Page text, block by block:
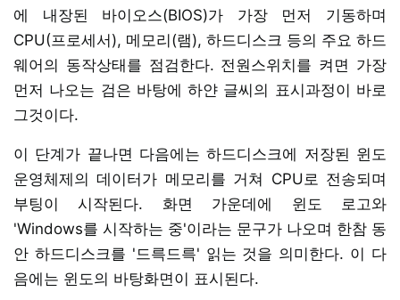
에 내장된 바이오스(BIOS)가 가장 먼저 기동하며
CPU(프로세서), 메모리(램), 하드디스크 등의 주요 하드
웨어의 동작상태를 점검한다. 전원스위치를 켜면 가장
먼저 나오는 검은 바탕에 하얀 글씨의 표시과정이 바로
그것이다.
이 단계가 끝나면 다음에는 하드디스크에 저장된 윈도
운영체제의 데이터가 메모리를 거쳐 CPU로 전송되며
부팅이 시작된다. 화면 가운데에 윈도 로고와
'Windows를 시작하는 중'이라는 문구가 나오며 한참 동
안 하드디스크를 '드륵드륵' 읽는 것을 의미한다. 이 다
음에는 윈도의 바탕화면이 표시된다.